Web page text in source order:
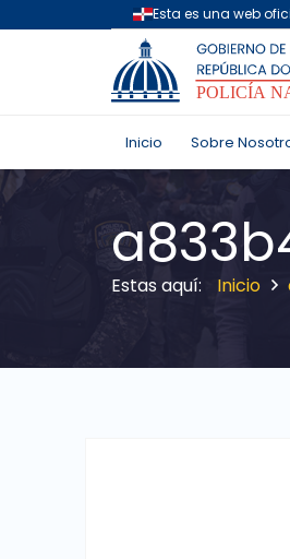
Inicio Sobre
Inicio